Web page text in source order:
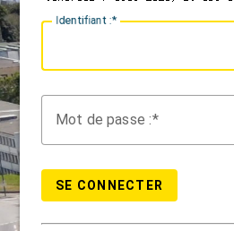
Identifiant :
Mot de passe :
SE CONNECTER